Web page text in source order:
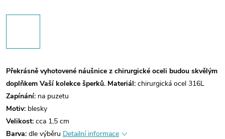
Překrásně vyhotovené náušnice z chirurgické oceli budou skvělým
doplňkem Vaší kolekce šperků. Materiál: chirurgická ocel 316L
Zapínání: na puzetu
Motiv: blesky
Velikost: cca 1,5 cm
Barva: dle výběru Detailní informace